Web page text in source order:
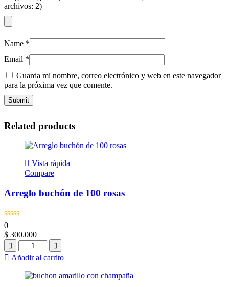
archivos: 2)
Name *
Email *
Guarda mi nombre, correo electrónico y web en este navegador
para la próxima vez que comente.
Related products
Vista rápida
Compare
Arreglo buchón de 100 rosas
0
$ 300.000
Quantity
Añadir al carrito